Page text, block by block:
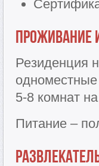
Проживание
Резиденция
5-8 комнат
Питание –